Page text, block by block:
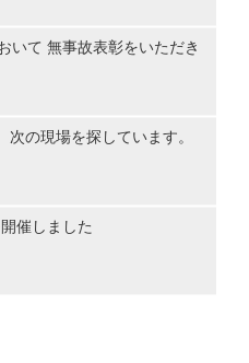
いて 無事故表彰をいただき
の現場を探しています。
催しました